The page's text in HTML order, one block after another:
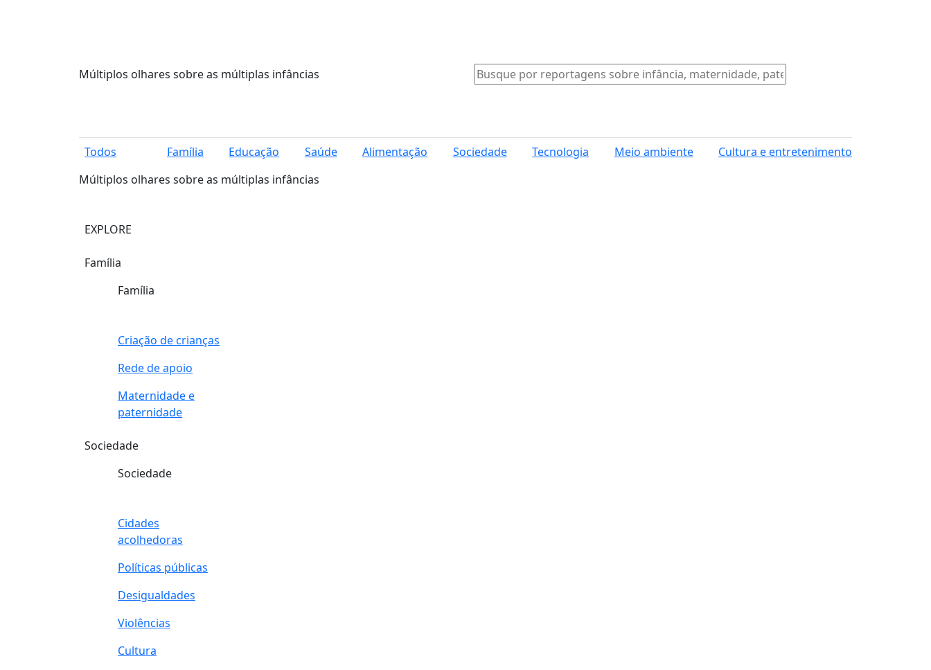
Múltiplos olhares sobre as múltiplas infâncias
Todos Família Educação Saúde Alimentação Sociedade Tecnologia Meio ambiente
Cultura e entretenimento
Múltiplos olhares sobre as múltiplas infâncias
EXPLORE
Família
Família
Criação de crianças
Rede de apoio
Maternidade e
paternidade
Sociedade
Sociedade
Cidades
acolhedoras
Políticas públicas
Desigualdades
Violências
Cultura